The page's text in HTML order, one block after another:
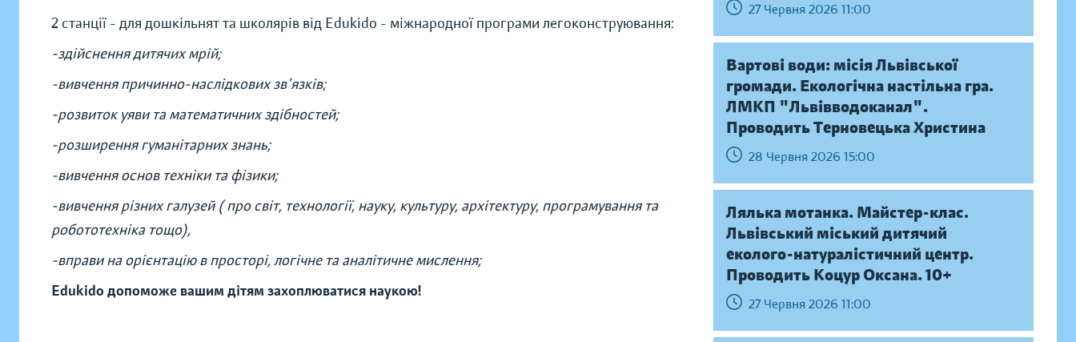
2 станції - для дошкільнят та школярів від Edukido - міжнародної програми легоконструювання:
-здійснення дитячих мрій;
-вивчення причинно-наслідкових зв'язків;
-розвиток уяви та математичних здібностей;
-розширення гуманітарних знань;
-вивчення основ техніки та фізики;
-вивчення різних галузей ( про світ, технології, науку, культуру, архітектуру, програмування та
робототехніка тощо),
-вправи на орієнтацію в просторі, логічне та аналітичне мислення;
Edukido допоможе вашим дітям захоплюватися наукою!
27 Червня 2026 11:00
Вартові води: місія Львівської
громади. Екологічна настільна гра.
ЛМКП "Львівводоканал".
Проводить Терновецька Христина
28 Червня 2026 15:00
Лялька мотанка. Майстер-клас.
Львівський міський дитячий
еколого-натуралістичний центр.
Проводить Коцур Оксана. 10+
27 Червня 2026 11:00